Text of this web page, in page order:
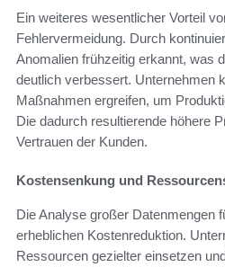
Ein weiteres wesentlicher Vorteil
Fehlervermeidung. Durch
Anomalien frühzeitig erkannt, was
deutlich verbessert. Unternehmen
Maßnahmen ergreifen, um
Die dadurch resultierende höhere
Vertrauen der Kunden.
Kostensenkung und
Die Analyse großer Datenmengen
erheblichen Kostenreduktion.
Ressourcen gezielter einsetzen